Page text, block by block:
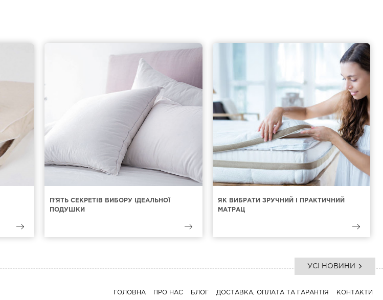
П'ЯТЬ СЕКРЕТІВ ВИБОРУ ІДЕАЛЬНОЇ
ПОДУШКИ
ЯК ВИБРАТИ ЗРУЧНИЙ І ПРАКТИЧНИЙ
МАТРАЦ
УСІ НОВИНИ
ГОЛОВНА ПРО НАС БЛОГ ДОСТАВКА, ОПЛАТА ТА ГАРАНТІЯ КОНТАКТИ